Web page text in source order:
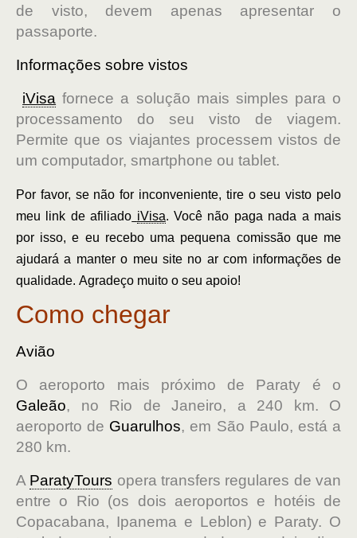
de visto, devem apenas apresentar o
passaporte.
Informações sobre vistos
iVisa fornece a solução mais simples para o
processamento do seu visto de viagem.
Permite que os viajantes processem vistos de
um computador, smartphone ou tablet.
Por favor, se não for inconveniente, tire o seu visto pelo
meu link de afiliado iVisa. Você não paga nada a mais
por isso, e eu recebo uma pequena comissão que me
ajudará a manter o meu site no ar com informações de
qualidade. Agradeço muito o seu apoio!
Como chegar
Avião
O aeroporto mais próximo de Paraty é o
Galeão, no Rio de Janeiro, a 240 km. O
aeroporto de Guarulhos, em São Paulo, está a
280 km.
A ParatyTours opera transfers regulares de van
entre o Rio (os dois aeroportos e hotéis de
Copacabana, Ipanema e Leblon) e Paraty. O